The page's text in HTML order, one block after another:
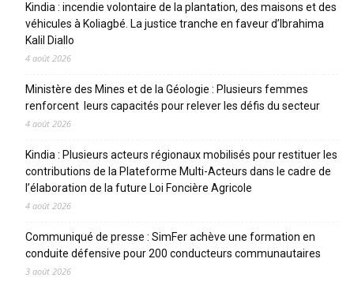
Kindia : incendie volontaire de la plantation, des maisons et des
véhicules à Koliagbé. La justice tranche en faveur d’Ibrahima
Kalil Diallo
4 août 2026
Ministère des Mines et de la Géologie : Plusieurs femmes
renforcent leurs capacités pour relever les défis du secteur
4 août 2026
Kindia : Plusieurs acteurs régionaux mobilisés pour restituer les
contributions de la Plateforme Multi-Acteurs dans le cadre de
l’élaboration de la future Loi Foncière Agricole
4 août 2026
Communiqué de presse : SimFer achève une formation en
conduite défensive pour 200 conducteurs communautaires
3 août 2026